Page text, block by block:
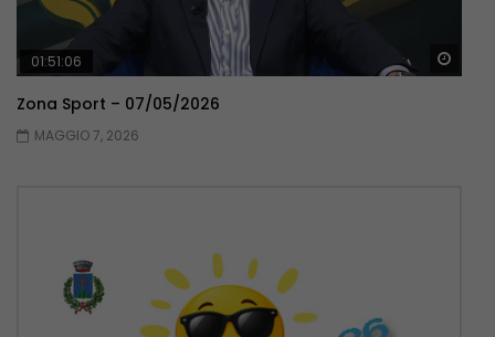
01:51:06
Zona Sport – 07/05/2026
MAGGIO 7, 2026